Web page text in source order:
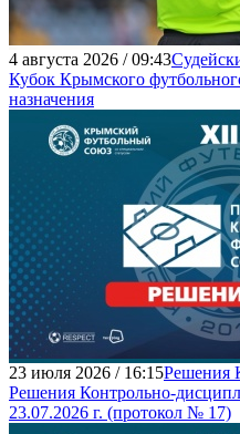
4 августа 2026 / 09:43
Кубок Крымского
назначения
23 июля 2026 / 16:15
Решения Контрольно-
23.07.2026 г. (протокол № 17)